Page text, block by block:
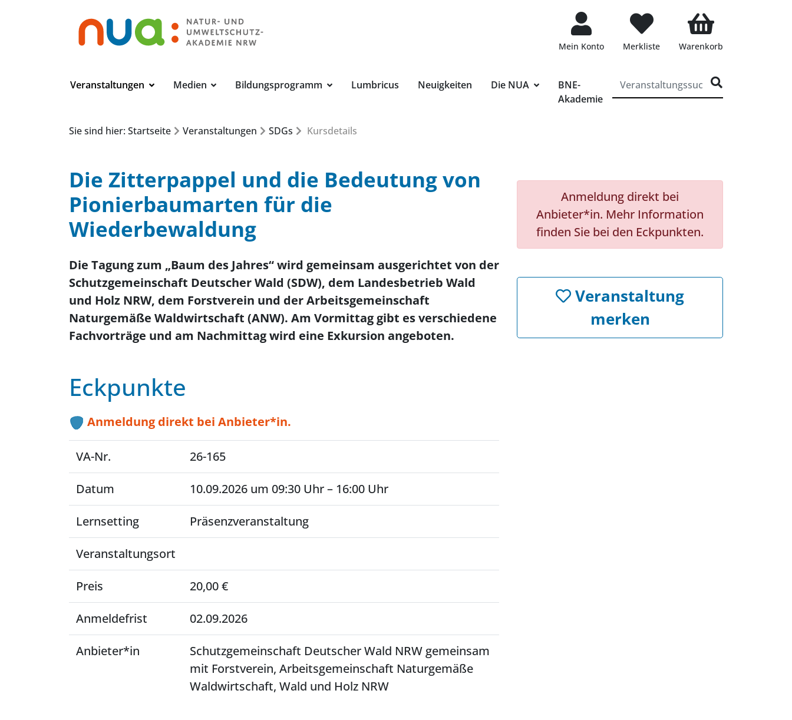
Mein Konto Merkliste Warenkorb
Veranstaltungen Medien Bildungsprogramm Lumbricus Neuigkeiten Die NUA
BNE-
Akademie
Sie sind hier: Startseite Veranstaltungen SDGs Kursdetails
Die Zitterpappel und die Bedeutung von
Pionierbaumarten für die
Wiederbewaldung
Die Tagung zum „Baum des Jahres“ wird gemeinsam ausgerichtet von der
Schutzgemeinschaft Deutscher Wald (SDW), dem Landesbetrieb Wald
und Holz NRW, dem Forstverein und der Arbeitsgemeinschaft
Naturgemäße Waldwirtschaft (ANW). Am Vormittag gibt es verschiedene
Fachvorträge und am Nachmittag wird eine Exkursion angeboten.
Eckpunkte
Anmeldung direkt bei Anbieter*in.
VA-Nr. 26-165
Datum 10.09.2026 um 09:30 Uhr – 16:00 Uhr
Lernsetting Präsenzveranstaltung
Veranstaltungsort
Preis 20,00 €
Anmeldefrist 02.09.2026
Anbieter*in
Schutzgemeinschaft Deutscher Wald NRW gemeinsam
mit Forstverein, Arbeitsgemeinschaft Naturgemäße
Waldwirtschaft, Wald und Holz NRW
Anmeldung direkt bei
Anbieter*in. Mehr Information
finden Sie bei den Eckpunkten.
Veranstaltung
merken